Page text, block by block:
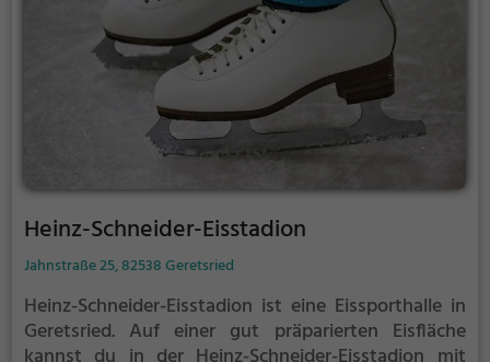
Heinz-Schneider-Eisstadion
Jahnstraße 25, 82538 Geretsried
Heinz-Schneider-Eisstadion ist eine Eissporthalle in
Geretsried. Auf einer gut präparierten Eisfläche